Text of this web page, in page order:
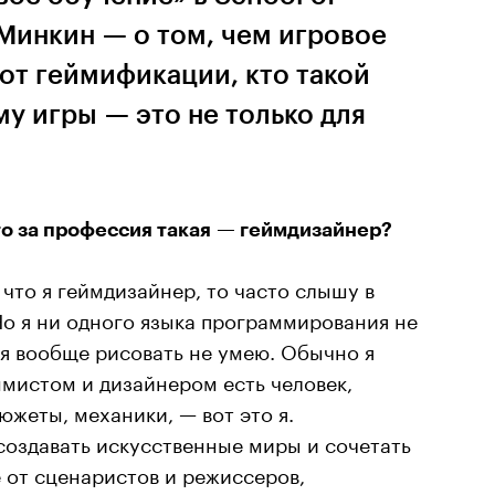
— о том, чем игровое
геймификации, кто такой
игры — это не только для
за профессия такая — геймдизайнер?
я геймдизайнер, то часто слышу в
я ни одного языка программирования не
вообще рисовать не умею. Обычно я
и дизайнером есть человек,
механики, — вот это я.
искусственные миры и сочетать
сценаристов и режиссеров,